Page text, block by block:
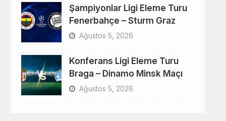
Şampiyonlar Ligi Eleme Turu
Fenerbahçe – Sturm Graz
Ağustos 5, 2026
Konferans Ligi Eleme Turu
Braga – Dinamo Minsk Maçı
Ağustos 5, 2026